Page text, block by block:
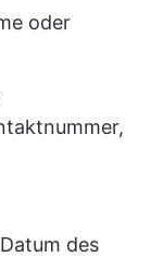
oder
des